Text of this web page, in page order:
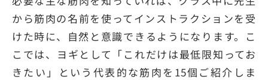
から筋肉の名前を使ってインストラクションを受
けた時に、自然と意識できるようになります。こ
こでは、ヨギとして「これだけは最低限知ってお
きたい」という代表的な筋肉を15個ご紹介しま